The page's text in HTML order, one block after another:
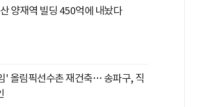
양재역 빌딩 450억에 내놨다
' 올림픽선수촌 재건축… 송파구, 직